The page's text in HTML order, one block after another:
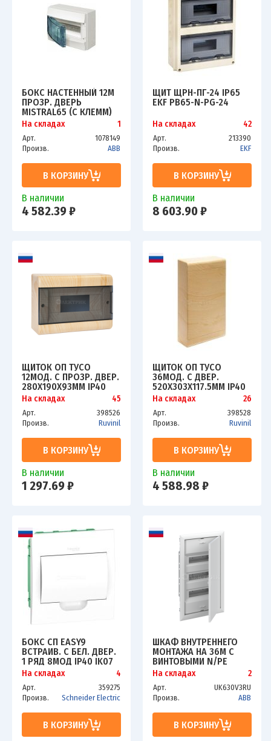
БОКС НАСТЕННЫЙ 12М
ПРОЗР. ДВЕРЬ
MISTRAL65 (С КЛЕММ)
ABB 1SLM006501A1202
На складах 1
Арт.
1078149
Произв.
ABB
В КОРЗИНУ
В наличии
4 582.39 ₽
ЩИТ ЩРН-ПГ-24 IP65
EKF PB65-N-PG-24
На складах 42
Арт.
213390
Произв.
EKF
В КОРЗИНУ
В наличии
8 603.90 ₽
ЩИТОК ОП ТУСО
12МОД. С ПРОЗР. ДВЕР.
280Х190Х93ММ IP40
СОСНА НА СВЕТЛ.
ОСНОВЕ РУВИНИЛ
68012-27М
На складах 45
Арт.
398526
Произв.
Ruvinil
В КОРЗИНУ
В наличии
1 297.69 ₽
ЩИТОК ОП ТУСО
36МОД. С ДВЕР.
520Х303Х117.5ММ IP40
СОСНА НА СВЕТЛ.
ОСНОВЕ РУВИНИЛ
68036-27М
На складах 26
Арт.
398528
Произв.
Ruvinil
В КОРЗИНУ
В наличии
4 588.98 ₽
БОКС СП EASY9
ВСТРАИВ. С БЕЛ. ДВЕР.
1 РЯД 8МОД IP40 IK07
63А 2 КЛЕММЫ SCHE
EZ9E108P2FRU
На складах 4
Арт.
359275
Произв.
Schneider Electric
В КОРЗИНУ
ШКАФ ВНУТРЕННЕГО
МОНТАЖА НА 36М С
ВИНТОВЫМИ N/PE
UK630V3RU ABB
2CPX077857R9999
На складах 2
Арт.
UK630V3RU
Произв.
ABB
В КОРЗИНУ